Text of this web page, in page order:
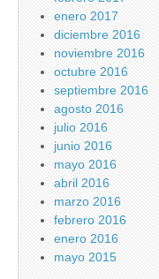
enero 2017
diciembre 2016
noviembre 2016
octubre 2016
septiembre 2016
agosto 2016
julio 2016
junio 2016
mayo 2016
abril 2016
marzo 2016
febrero 2016
enero 2016
mayo 2015